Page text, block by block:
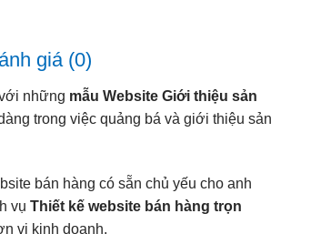
giá (0)
những mẫu Website Giới thiệu sản
trong việc quảng bá và giới thiệu sản
bán hàng có sẵn chủ yếu cho anh
vụ Thiết kế website bán hàng trọn
vị kinh doanh.